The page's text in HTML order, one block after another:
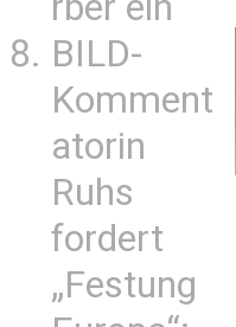
BILD-
Komment
atorin
Ruhs
fordert
„Festung